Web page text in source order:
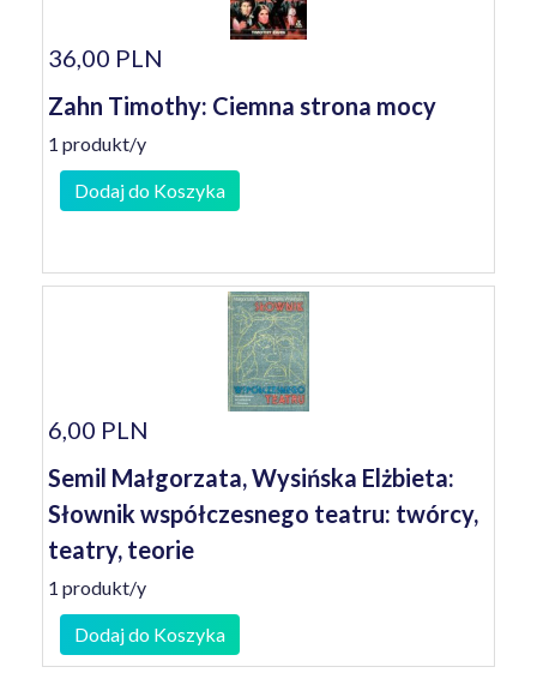
36,00 PLN
Zahn Timothy: Ciemna strona mocy
1 produkt/y
Dodaj do Koszyka
6,00 PLN
Semil Małgorzata, Wysińska Elżbieta:
Słownik współczesnego teatru: twórcy,
teatry, teorie
1 produkt/y
Dodaj do Koszyka